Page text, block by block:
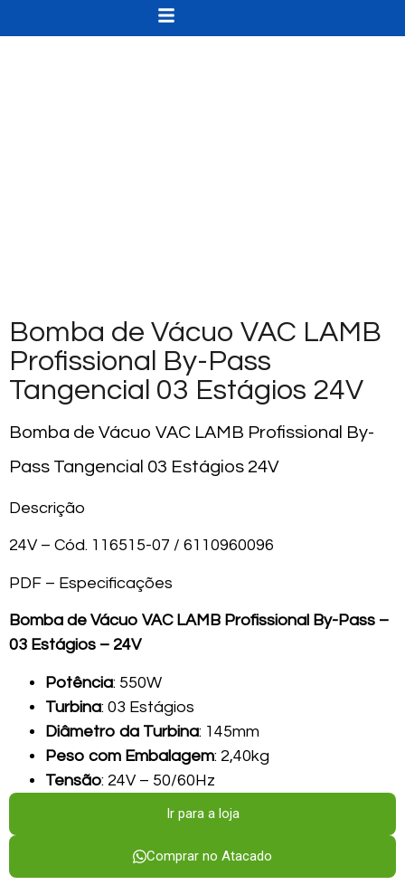
Bomba de Vácuo VAC LAMB
Profissional By-Pass
Tangencial 03 Estágios 24V
Bomba de Vácuo VAC LAMB Profissional By-
Pass Tangencial 03 Estágios 24V
Descrição
24V – Cód. 116515-07 / 6110960096
PDF – Especificações
Bomba de Vácuo VAC LAMB Profissional By-Pass –
03 Estágios – 24V
Potência: 550W
Turbina: 03 Estágios
Diâmetro da Turbina: 145mm
Peso com Embalagem: 2,40kg
Tensão: 24V – 50/60Hz
Ir para a loja
Comprar no Atacado